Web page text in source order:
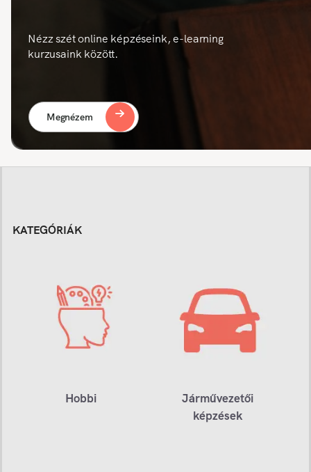
Nézz szét online képzéseink, e-learning
kurzusaink között.
Megnézem
KATEGÓRIÁK
Hobbi
Járművezetői
képzések